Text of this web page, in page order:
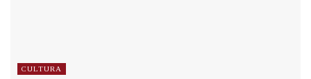
CULTURA